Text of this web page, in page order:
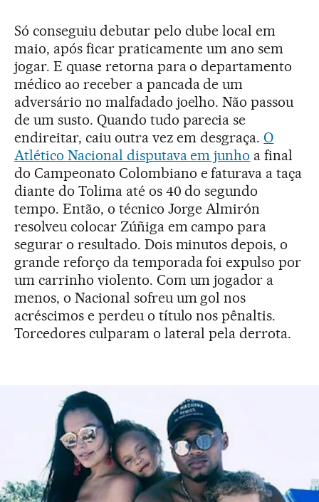
Só conseguiu debutar pelo clube local em
maio, após ficar praticamente um ano sem
jogar. E quase retorna para o departamento
médico ao receber a pancada de um
adversário no malfadado joelho. Não passou
de um susto. Quando tudo parecia se
endireitar, caiu outra vez em desgraça. O
Atlético Nacional disputava em junho a final
do Campeonato Colombiano e faturava a taça
diante do Tolima até os 40 do segundo
tempo. Então, o técnico Jorge Almirón
resolveu colocar Zúñiga em campo para
segurar o resultado. Dois minutos depois, o
grande reforço da temporada foi expulso por
um carrinho violento. Com um jogador a
menos, o Nacional sofreu um gol nos
acréscimos e perdeu o título nos pênaltis.
Torcedores culparam o lateral pela derrota.